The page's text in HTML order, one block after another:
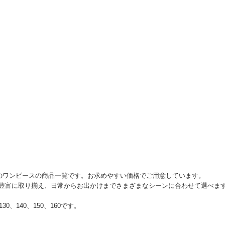
ンピースの商品一覧です。お求めやすい価格でご用意しています。
富に取り揃え、日常からお出かけまでさまざまなシーンに合わせて選べま
、140、150、160です。